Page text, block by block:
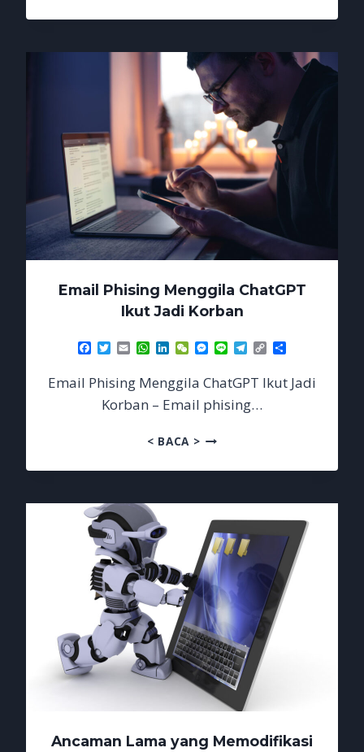
KINI
SESI
LOGIN
Email Phising Menggila ChatGPT
Ikut Jadi Korban
Facebook
TwitterEmailWhatsApp
LinkedIn
WeChatMessenger
Line Telegram
Copy
Link
Email Phising Menggila ChatGPT Ikut Jadi
Korban – Email phising…
< BACA >EMAIL
MENGGILA
IKUT
JADI
KORBAN
Ancaman Lama yang Memodifikasi